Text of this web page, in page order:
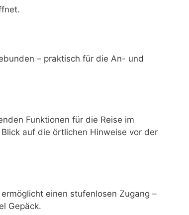
– praktisch für die An- und
Funktionen für die Reise im
auf die örtlichen Hinweise vor der
einen stufenlosen Zugang –
Gepäck.